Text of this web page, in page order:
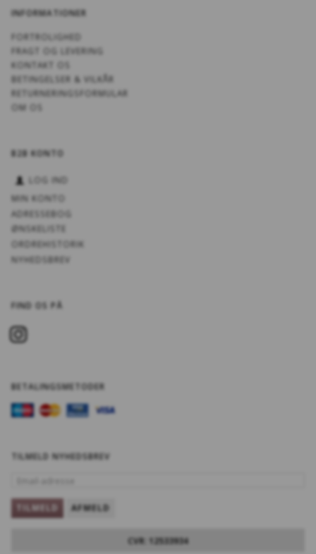
INFORMATIONER
FORTROLIGHED
FRAGT OG LEVERING
KONTAKT OS
BETINGELSER & VILKÅR
RETURNERINGSFORMULAR
OM OS
B2B KONTO
LOG IND
MIN KONTO
ADRESSEBOG
ØNSKELISTE
ORDREHISTORIK
NYHEDSBREV
FIND OS PÅ
BETALINGSMETODER
TILMELD NYHEDSBREV
TILMELD AFMELD
CVR: 12533934